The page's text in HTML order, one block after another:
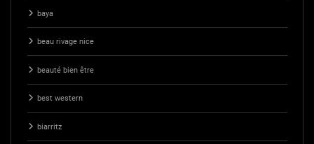
baya
beau rivage nice
beauté bien être
best western
biarritz